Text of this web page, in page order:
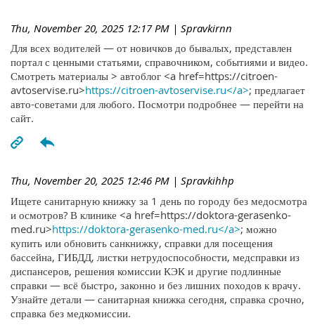
Thu, November 20, 2025 12:17 PM | Spravkirnn
Для всех водителей — от новичков до бывалых, представлен
портал с ценными статьями, справочником, событиями и видео.
Смотреть материалы > автоблог <a href=https://citroen-
avtoservise.ru>https://citroen-avtoservise.ru</a>; предлагает
авто-советами для любого. Посмотри подробнее — перейти на
сайт.
Thu, November 20, 2025 12:46 PM | Spravkihhp
Ищете санитарную книжку за 1 день по городу без медосмотра
и осмотров? В клинике <a href=https://doktora-gerasenko-
med.ru>https://doktora-gerasenko-med.ru</a>; можно
купить или обновить санкнижку, справки для посещения
бассейна, ГИБДД, листки нетрудоспособности, медсправки из
диспансеров, решения комиссии КЭК и другие подлинные
справки — всё быстро, законно и без лишних походов к врачу.
Узнайте детали — санитарная книжка сегодня, справка срочно,
справка без медкомиссии.